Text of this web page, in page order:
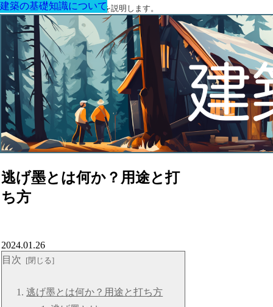
建築に関する用語と関連法令を説明します。
逃げ墨とは何か？用途と打
ち方
建築の基礎知識について
2024.01.26
目次
逃げ墨とは何か？用途と打ち方
建築の基礎知識について
建築の基礎知識について
建築の基礎知識について
建築の基礎知識について
建築の基礎知識について
建築の基礎知識について